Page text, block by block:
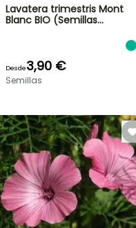
OFERTA
RELÁMPAGO
¡HASTA
UN
30
%
DE
DESCUENTO
Lavatera trimestris Mont
Blanc BIO (Semillas…
Desde3,90 €
Semillas